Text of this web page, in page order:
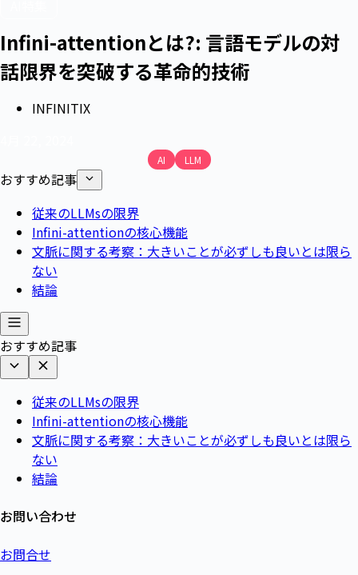
Infini-attentionとは?: 言語モデルの対
話限界を突破する革命的技術
INFINITIX
AI LLM
おすすめ記事
従来のLLMsの限界
Infini-attentionの核心機能
文脈に関する考察：大きいことが必ずしも良いとは限ら
ない
結論
おすすめ記事
従来のLLMsの限界
Infini-attentionの核心機能
文脈に関する考察：大きいことが必ずしも良いとは限ら
ない
結論
お問い合わせ
お問合せ